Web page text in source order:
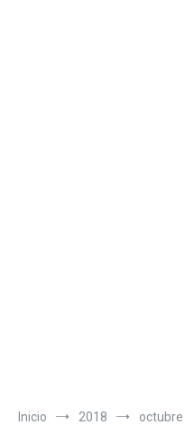
Inicio 2018 octubre